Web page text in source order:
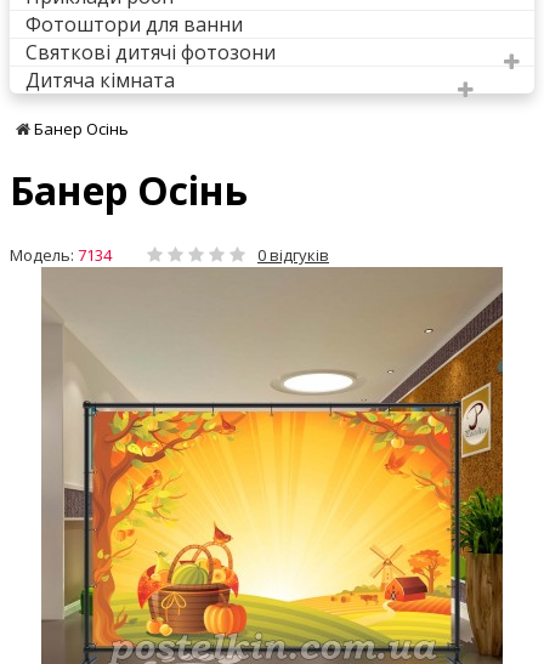
Фотоштори для ванни
Святкові дитячі фотозони
Дитяча кімната
Банер Осінь
Банер Осінь
Модель: 7134 0 відгуків